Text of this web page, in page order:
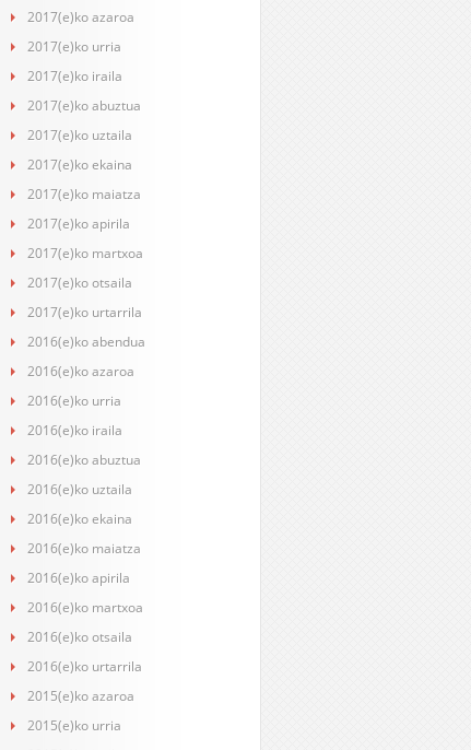
2017(e)ko azaroa
2017(e)ko urria
2017(e)ko iraila
2017(e)ko abuztua
2017(e)ko uztaila
2017(e)ko ekaina
2017(e)ko maiatza
2017(e)ko apirila
2017(e)ko martxoa
2017(e)ko otsaila
2017(e)ko urtarrila
2016(e)ko abendua
2016(e)ko azaroa
2016(e)ko urria
2016(e)ko iraila
2016(e)ko abuztua
2016(e)ko uztaila
2016(e)ko ekaina
2016(e)ko maiatza
2016(e)ko apirila
2016(e)ko martxoa
2016(e)ko otsaila
2016(e)ko urtarrila
2015(e)ko azaroa
2015(e)ko urria